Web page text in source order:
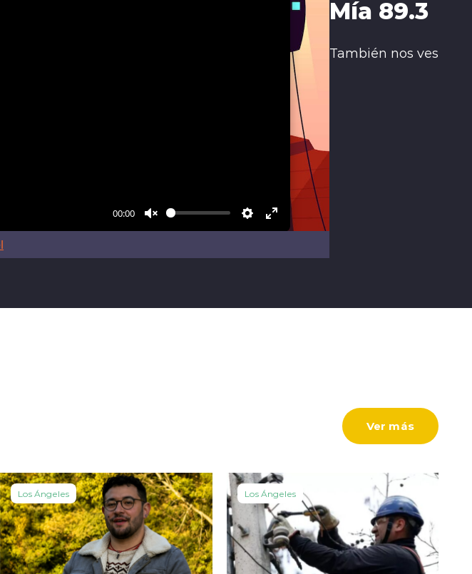
Mía 89.3
También nos ves
Ver más
Los Ángeles Los Ángeles